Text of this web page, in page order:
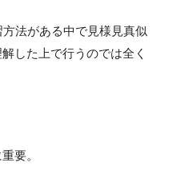
法がある中で見様見真似
した上で行うのでは全く
要。